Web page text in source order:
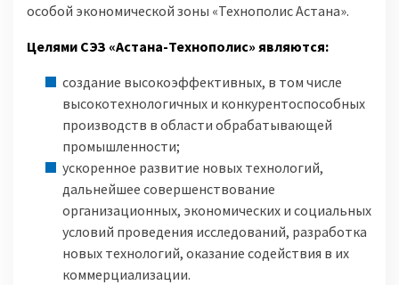
особой экономической зоны «Технополис Астана».
Целями СЭЗ «Астана-Технополис» являются:
создание высокоэффективных, в том числе
высокотехнологичных и конкурентоспособных
производств в области обрабатывающей
промышленности;
ускоренное развитие новых технологий,
дальнейшее совершенствование
организационных, экономических и социальных
условий проведения исследований, разработка
новых технологий, оказание содействия в их
коммерциализации.